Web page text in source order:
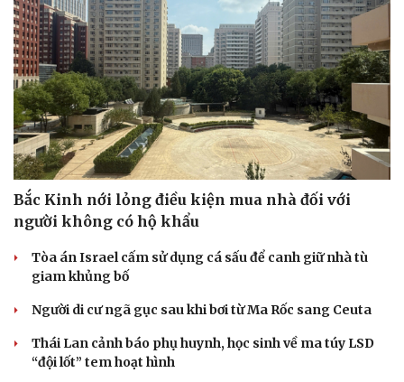
Bắc Kinh nới lỏng điều kiện mua nhà đối với
người không có hộ khẩu
Tòa án Israel cấm sử dụng cá sấu để canh giữ nhà tù
giam khủng bố
Người di cư ngã gục sau khi bơi từ Ma Rốc sang Ceuta
Thái Lan cảnh báo phụ huynh, học sinh về ma túy LSD
“đội lốt” tem hoạt hình